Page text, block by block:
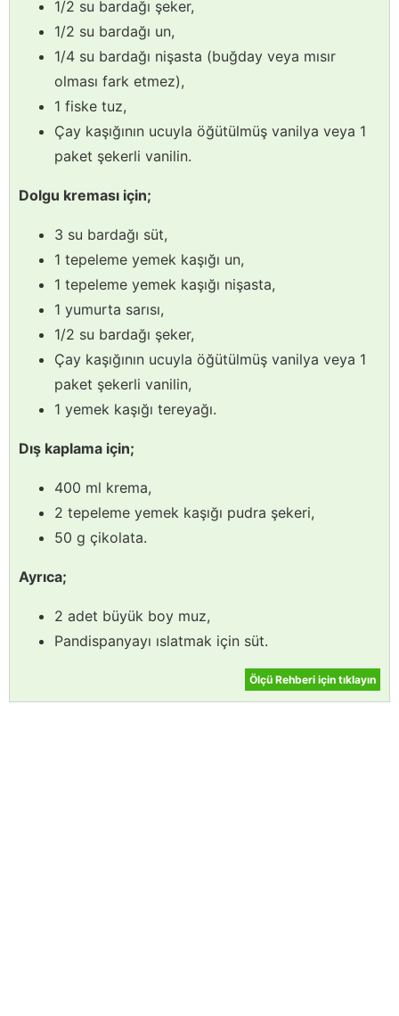
1/2 su bardağı şeker,
1/2 su bardağı un,
1/4 su bardağı nişasta (buğday veya mısır
olması fark etmez),
1 fiske tuz,
Çay kaşığının ucuyla öğütülmüş vanilya veya 1
paket şekerli vanilin.
Dolgu kreması için;
3 su bardağı süt,
1 tepeleme yemek kaşığı un,
1 tepeleme yemek kaşığı nişasta,
1 yumurta sarısı,
1/2 su bardağı şeker,
Çay kaşığının ucuyla öğütülmüş vanilya veya 1
paket şekerli vanilin,
1 yemek kaşığı tereyağı.
Dış kaplama için;
400 ml krema,
2 tepeleme yemek kaşığı pudra şekeri,
50 g çikolata.
Ayrıca;
2 adet büyük boy muz,
Pandispanyayı ıslatmak için süt.
Ölçü Rehberi için tıklayın